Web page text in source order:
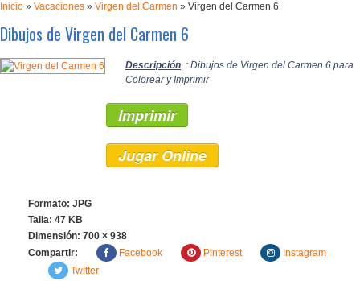
Inicio » Vacaciones » Virgen del Carmen » Virgen del Carmen 6
Dibujos de Virgen del Carmen 6
Descripción : Dibujos de Virgen del Carmen 6 para
Colorear y Imprimir
Imprimir
Jugar Online
Formato: JPG
Talla: 47 KB
Dimensión: 700 × 938
Compartir:
Facebook Pinterest
Instagram
Twitter